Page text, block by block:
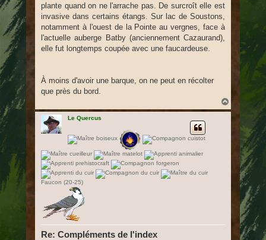
a
g
plante quand on ne l'arrache pas. De surcroît elle est
invasive dans certains étangs. Sur lac de Soustons,
notamment à l'ouest de la Pointe au vergnes, face à
l'actuelle auberge Batby (anciennement Cazaurand),
elle fut longtemps coupée avec une faucardeuse.
À moins d'avoir une barque, on ne peut en récolter
que près du bord.
a
u
Le Quercus
Faucon (20-25)
Re: Compléments de l'index